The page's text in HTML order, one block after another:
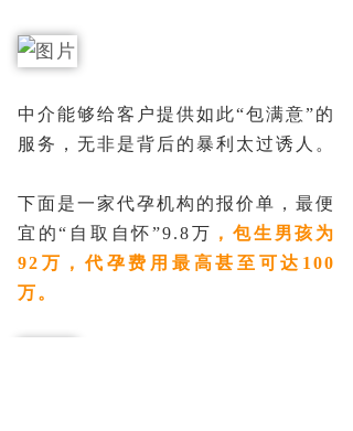
中介能够给客户提供如此“包满意”的
服务，无非是背后的暴利太过诱人。
下面是一家代孕机构的报价单，最便
宜的“自取自怀”9.8万
，包生男孩为
92万，代孕费用最高甚至可达100
万。